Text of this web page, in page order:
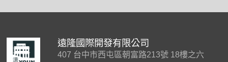
遠隆國際開發有限公司
407 台中市西屯區朝富路213號 18樓之六